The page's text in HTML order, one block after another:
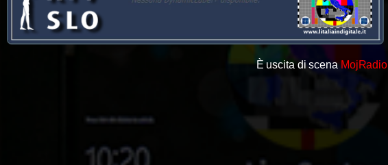
È uscita di scenaMojRadio